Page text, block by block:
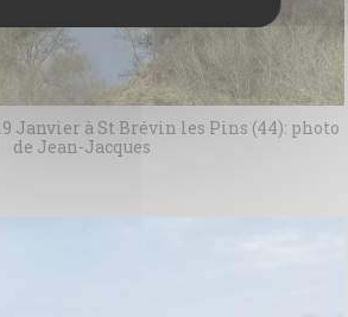
Janvier à St Brévin les Pins (44): photo
de Jean-Jacques